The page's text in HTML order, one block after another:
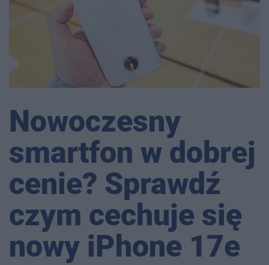
Nowoczesny
smartfon w dobrej
cenie? Sprawdź
czym cechuje się
nowy iPhone 17e